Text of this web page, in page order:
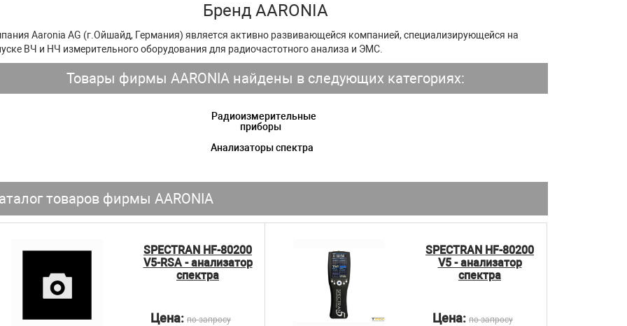
Бренд AARONIA
Aaronia AG (г.Ойшайд, Германия) является активно развивающейся компанией, специализирующейся на
ВЧ и НЧ измерительного оборудования для радиочастотного анализа и ЭМС.
Товары фирмы AARONIA найдены в следующих категориях:
Радиоизмерительные
приборы
Анализаторы спектра
товаров фирмы AARONIA
SPECTRAN HF-80200
V5-RSA - анализатор
спектра
Цена: по запросу
SPECTRAN HF-80200
V5 - анализатор
спектра
Цена: по запросу